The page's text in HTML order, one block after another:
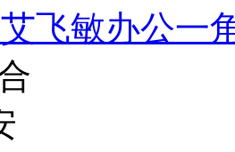
艾飞敏办公一